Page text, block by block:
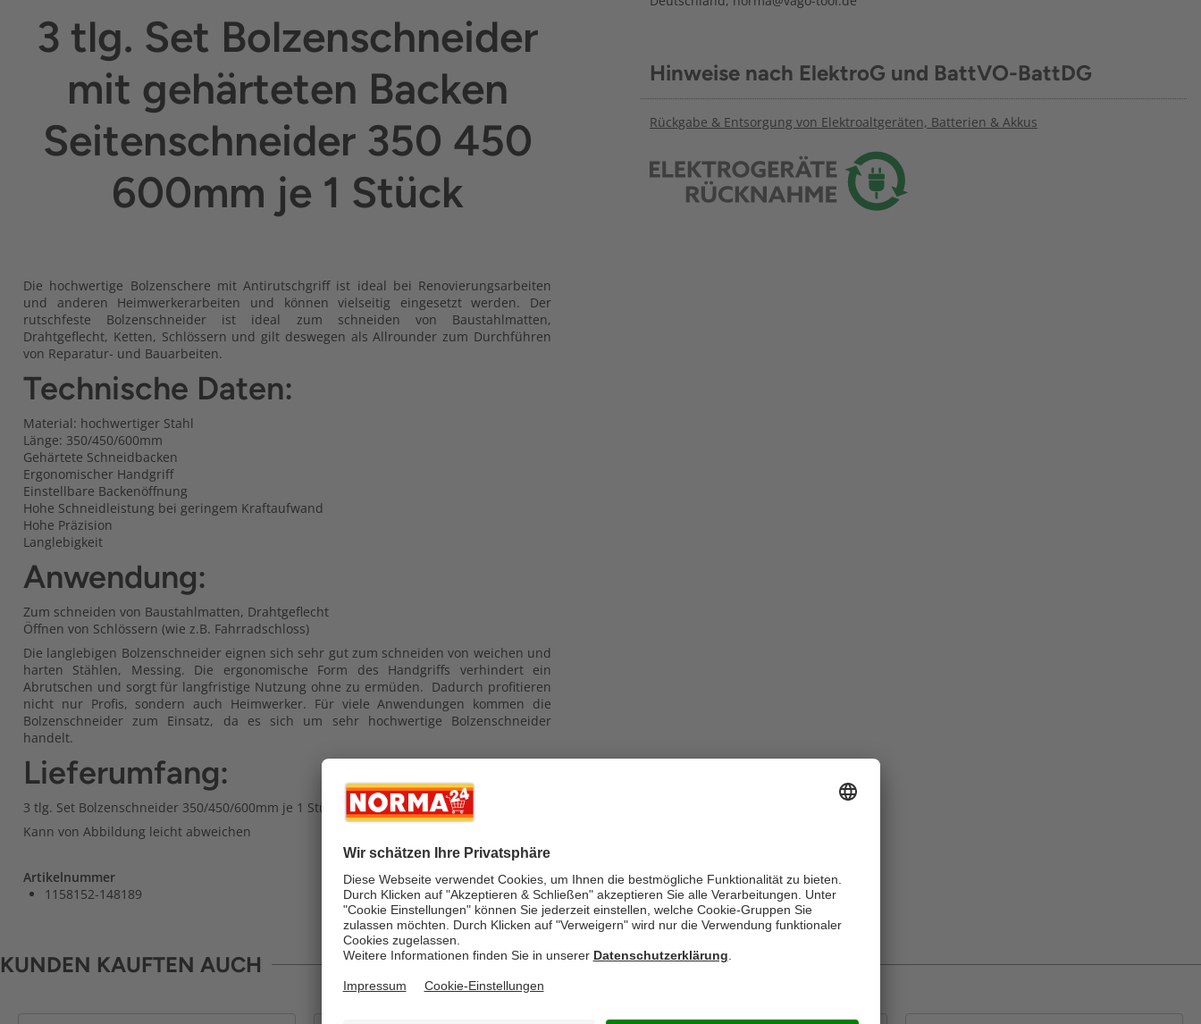
3 tlg. Set Bolzenschneider
mit gehärteten Backen
Seitenschneider 350 450
600mm je 1 Stück
Die hochwertige Bolzenschere mit Antirutschgriff ist ideal bei Renovierungsarbeiten
und anderen Heimwerkerarbeiten und können vielseitig eingesetzt werden. Der
rutschfeste Bolzenschneider ist ideal zum schneiden von Baustahlmatten,
Drahtgeflecht, Ketten, Schlössern und gilt deswegen als Allrounder zum Durchführen
von Reparatur- und Bauarbeiten.
Technische Daten:
Material: hochwertiger Stahl
Länge: 350/450/600mm
Gehärtete Schneidbacken
Ergonomischer Handgriff
Einstellbare Backenöffnung
Hohe Schneidleistung bei geringem Kraftaufwand
Hohe Präzision
Langlebigkeit
Anwendung:
Zum schneiden von Baustahlmatten, Drahtgeflecht
Öffnen von Schlössern (wie z.B. Fahrradschloss)
Die langlebigen Bolzenschneider eignen sich sehr gut zum schneiden von weichen und
harten Stählen, Messing. Die ergonomische Form des Handgriffs verhindert ein
Abrutschen und sorgt für langfristige Nutzung ohne zu ermüden. Dadurch profitieren
nicht nur Profis, sondern auch Heimwerker. Für viele Anwendungen kommen die
Bolzenschneider zum Einsatz, da es sich um sehr hochwertige Bolzenschneider
handelt.
Lieferumfang:
3 tlg. Set Bolzenschneider 350/450/600mm je 1 Stück
Kann von Abbildung leicht abweichen
Artikelnummer
1158152-148189
Hinweise nach ElektroG und BattVO-BattDG
Rückgabe & Entsorgung von Elektroaltgeräten, Batterien & Akkus
KUNDEN KAUFTEN AUCH